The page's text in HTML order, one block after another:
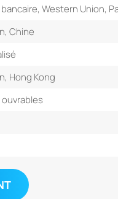
Western Union,
Chine
Hong Kong